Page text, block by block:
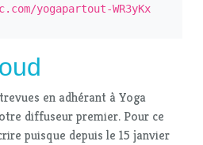
yogapartout-WR3yKx
en adhérant à Yoga
diffuseur premier. Pour ce
puisque depuis le 15 janvier